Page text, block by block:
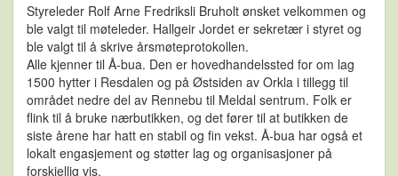
Styreleder Rolf Arne Fredriksli Bruholt ønsket velkommen og
ble valgt til møteleder. Hallgeir Jordet er sekretær i styret og
ble valgt til å skrive årsmøteprotokollen.
Alle kjenner til Å-bua. Den er hovedhandelssted for om lag
1500 hytter i Resdalen og på Østsiden av Orkla i tillegg til
området nedre del av Rennebu til Meldal sentrum. Folk er
flink til å bruke nærbutikken, og det fører til at butikken de
siste årene har hatt en stabil og fin vekst. Å-bua har også et
lokalt engasjement og støtter lag og organisasjoner på
forskjellig vis.